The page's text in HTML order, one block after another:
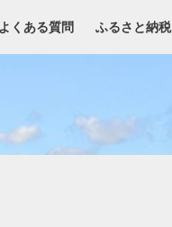
よくある質問 ふるさと納